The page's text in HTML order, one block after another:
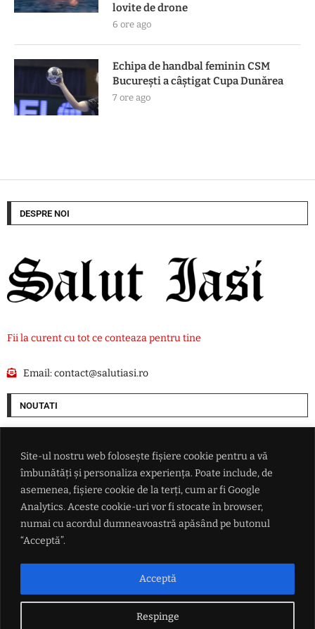
Site-ul nostru web folosește fișiere cookie pentru a vă
îmbunătăți și personaliza experiența. Poate include, de
asemenea, fișiere cookie de la terți, cum ar fi Google
Analytics. Aceste cookie-uri vor fi stocate în browser,
numai cu acordul dumneavoastră apăsând pe butonul
“Acceptă”.
Respinge
Acceptă
lovite de drone
6 ore ago
Echipa de handbal feminin CSM
Bucureşti a câştigat Cupa Dunărea
7 ore ago
DESPRE NOI
Fii la curent cu tot ce conteaza pentru tine
Email:contact@salutiasi.ro
NOUTATI
Cum vrea SUA să pună mâna pe resursele Groenlandei. O companie ce
are legături cu Donald Trump începe goana după petrolul de sub gheață
Ce i-a promis Aleksandar Vučić lui Zelenski în fața întregii lumi, dar și
ce refuză categoric
Conflictul din Marea Neagră scapă de sub control: măsura radicală